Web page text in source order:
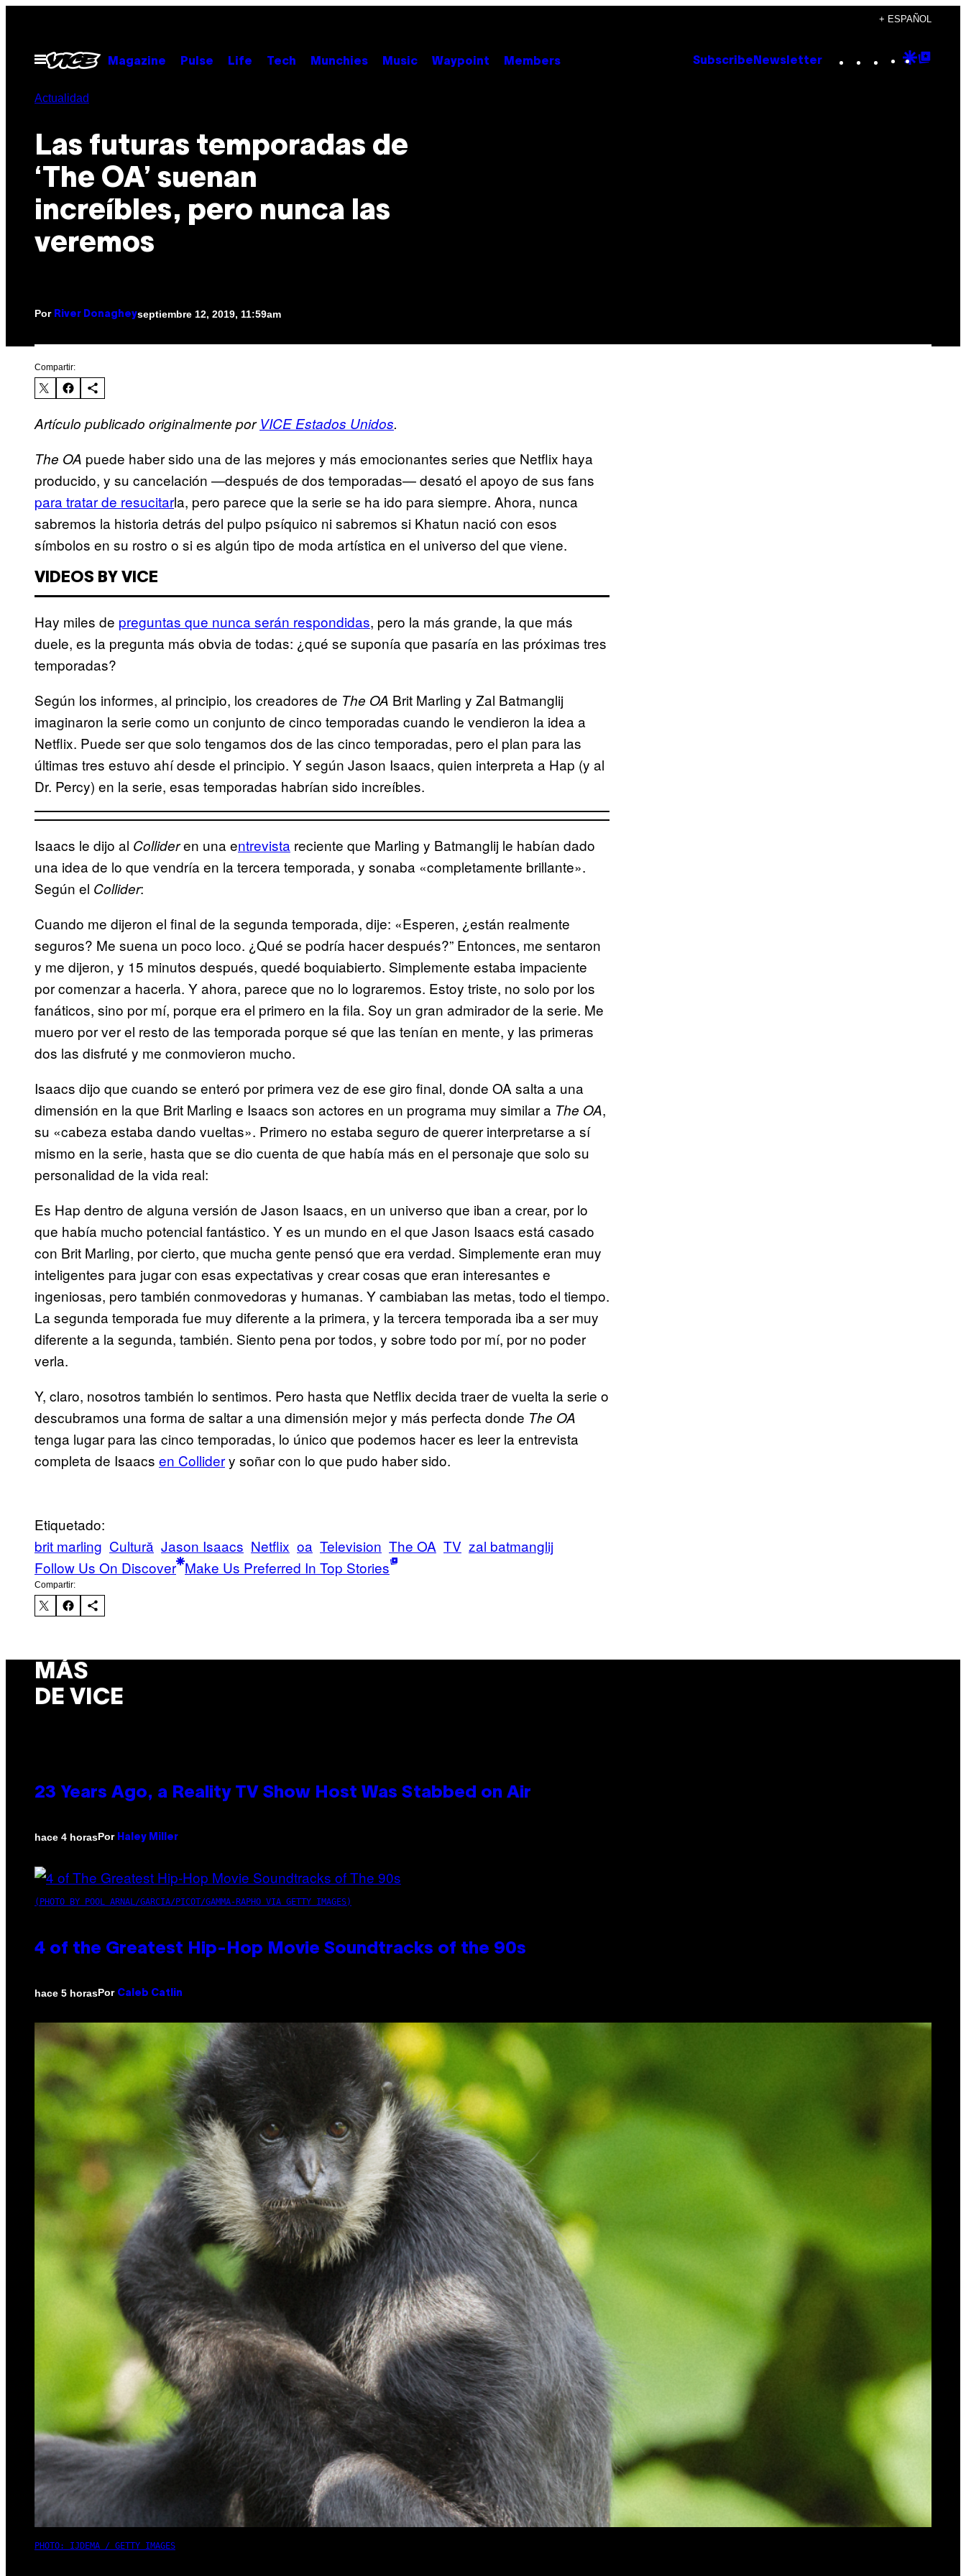
contenido
+ ESPAÑOL
Abrir
Menú
Magazine Pulse Life Tech Munchies Music Waypoint Members Subscribe Newsletter Instagram
TikTok
YouTube
Google
Actualidad
Las futuras temporadas de
‘The OA’ suenan
increíbles, pero nunca las
veremos
Por River Donagheyseptiembre 12, 2019, 11:59am
Compartir:
Artículo publicado originalmente porVICE Estados Unidos.
The OA puede haber sido una de las mejores y más emocionantes series que Netflix haya
producido, y su cancelación —después de dos temporadas— desató el apoyo de sus fans
para tratar de resucitarla, pero parece que la serie se ha ido para siempre. Ahora, nunca
sabremos la historia detrás del pulpo psíquico ni sabremos si Khatun nació con esos
símbolos en su rostro o si es algún tipo de moda artística en el universo del que viene.
VIDEOS BY VICE
Hay miles de preguntas que nunca serán respondidas, pero la más grande, la que más
duele, es la pregunta más obvia de todas: ¿qué se suponía que pasaría en las próximas tres
temporadas?
Según los informes, al principio, los creadores de The OA Brit Marling y Zal Batmanglij
imaginaron la serie como un conjunto de cinco temporadas cuando le vendieron la idea a
Netflix. Puede ser que solo tengamos dos de las cinco temporadas, pero el plan para las
últimas tres estuvo ahí desde el principio. Y según Jason Isaacs, quien interpreta a Hap (y al
Dr. Percy) en la serie, esas temporadas habrían sido increíbles.
Isaacs le dijo al Collideren una entrevista reciente que Marling y Batmanglij le habían dado
una idea de lo que vendría en la tercera temporada, y sonaba «completamente brillante».
Según el Collider:
Cuando me dijeron el final de la segunda temporada, dije: «Esperen, ¿están realmente
seguros? Me suena un poco loco. ¿Qué se podría hacer después?” Entonces, me sentaron
y me dijeron, y 15 minutos después, quedé boquiabierto. Simplemente estaba impaciente
por comenzar a hacerla. Y ahora, parece que no lo lograremos. Estoy triste, no solo por los
fanáticos, sino por mí, porque era el primero en la fila. Soy un gran admirador de la serie. Me
muero por ver el resto de las temporada porque sé que las tenían en mente, y las primeras
dos las disfruté y me conmovieron mucho.
Isaacs dijo que cuando se enteró por primera vez de ese giro final, donde OA salta a una
dimensión en la que Brit Marling e Isaacs son actores en un programa muy similar a The OA,
su «cabeza estaba dando vueltas». Primero no estaba seguro de querer interpretarse a sí
mismo en la serie, hasta que se dio cuenta de que había más en el personaje que solo su
personalidad de la vida real:
Es Hap dentro de alguna versión de Jason Isaacs, en un universo que iban a crear, por lo
que había mucho potencial fantástico. Y es un mundo en el que Jason Isaacs está casado
con Brit Marling, por cierto, que mucha gente pensó que era verdad. Simplemente eran muy
inteligentes para jugar con esas expectativas y crear cosas que eran interesantes e
ingeniosas, pero también conmovedoras y humanas. Y cambiaban las metas, todo el tiempo.
La segunda temporada fue muy diferente a la primera, y la tercera temporada iba a ser muy
diferente a la segunda, también. Siento pena por todos, y sobre todo por mí, por no poder
verla.
Y, claro, nosotros también lo sentimos. Pero hasta que Netflix decida traer de vuelta la serie o
descubramos una forma de saltar a una dimensión mejor y más perfecta donde The OA
tenga lugar para las cinco temporadas, lo único que podemos hacer es leer la entrevista
completa de Isaacs en Collidery soñar con lo que pudo haber sido.
Etiquetado:
brit marling Cultură Jason Isaacs Netflix oa Television The OA TV zal batmanglij
Follow Us On Discover Make Us Preferred In Top Stories
Compartir:
MÁS
DE VICE
23 Years Ago, a Reality TV Show Host Was Stabbed on Air
hace 4 horasPor Haley Miller
(PHOTO BY POOL ARNAL/GARCIA/PICOT/GAMMA-RAPHO VIA GETTY IMAGES)
4 of the Greatest Hip-Hop Movie Soundtracks of the 90s
hace 5 horasPor Caleb Catlin
PHOTO: IJDEMA / GETTY IMAGES